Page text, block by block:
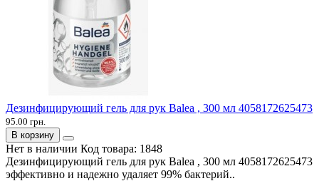
Дезинфицирующий гель для рук Balea , 300 мл 4058172625473
95.00 грн.
В корзину
Нет в наличии Код товара: 1848
Дезинфицирующий гель для рук Balea , 300 мл 4058172625473
эффективно и надежно удаляет 99% бактерий..